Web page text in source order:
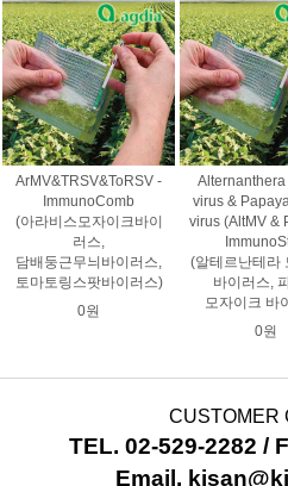
ArMV&TRSV&ToRSV -
ImmunoComb
(아라비스모자이크바이
러스,
담배둥근무늬바이러스,
토마토링스팟바이러스)
0원
virus &
virus (AltMV &
(알테르난테라
바이러스,
모자이크 바
0원
CUSTOMER
TEL. 02-529-2282 /
Email.